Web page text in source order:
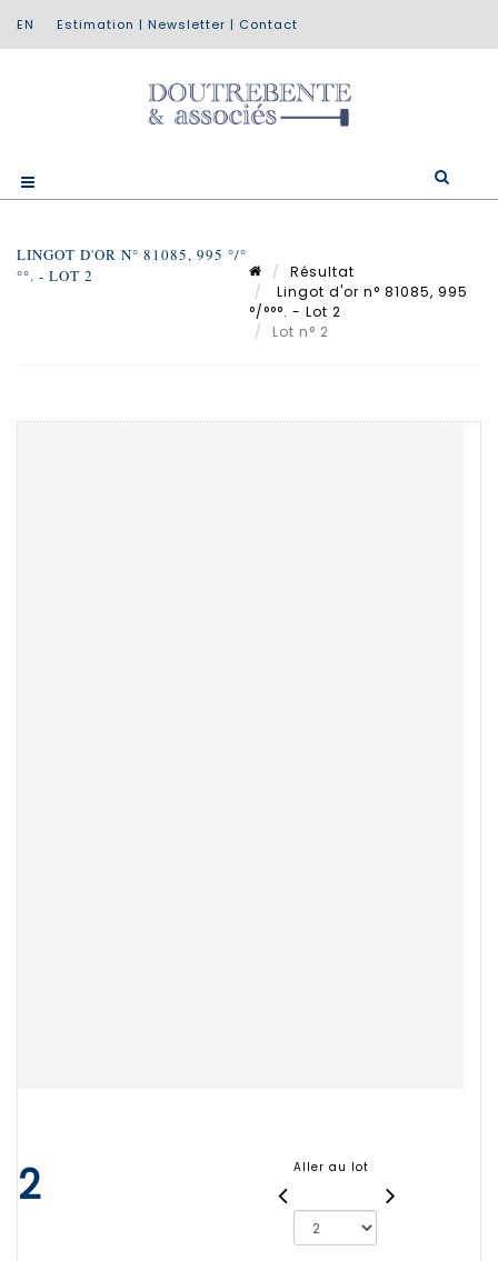
Estimation | Newsletter | Contact
LINGOT D'OR N° 81085, 995 °/°
°°. - LOT 2
Résultat
Lingot d'or n° 81085, 995
°/°°°. - Lot 2
Lot n° 2
2 Aller au lot